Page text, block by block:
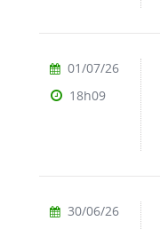
01/07/26
18h09
30/06/26